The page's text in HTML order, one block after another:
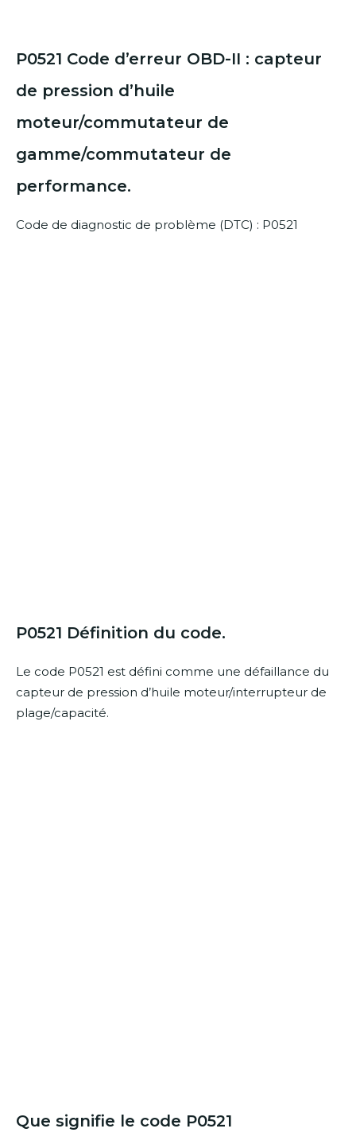
P0521 Code d’erreur OBD-II : capteur
de pression d’huile
moteur/commutateur de
gamme/commutateur de
performance.
Code de diagnostic de problème (DTC) : P0521
P0521 Définition du code.
Le code P0521 est défini comme une défaillance du
capteur de pression d’huile moteur/interrupteur de
plage/capacité.
Que signifie le code P0521